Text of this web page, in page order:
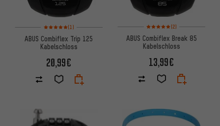
Bewertungen: 5 von 5 basierend auf 1 Bewertungen
(1)
ABUS Combiflex Trip 125
Kabelschloss
20,99€
Bewertungen: 5 von 5
(2)
ABUS Combiflex Break 85
Kabelschloss
13,99€